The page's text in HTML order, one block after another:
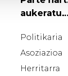
Politikaria
Asoziazioa
Herritarra